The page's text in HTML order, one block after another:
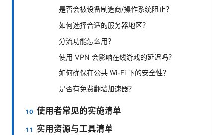
是否会被设备制造商/操作系统阻止？
如何选择合适的服务器地区？
分流功能怎么用？
使用 VPN 会影响在线游戏的延迟吗？
如何确保在公共 Wi-Fi 下的安全性？
是否有免费翻墙加速器？
使用者常见的实施清单
实用资源与工具清单